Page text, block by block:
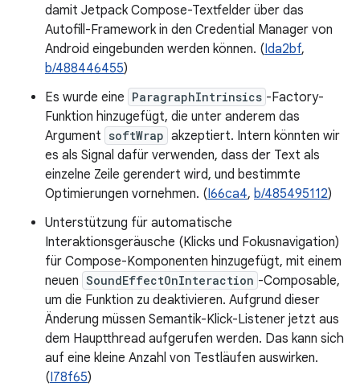
damit Jetpack Compose-Textfelder über das
Autofill-Framework in den Credential Manager von
Android eingebunden werden können. (Ida2bf,
b/488446455)
Es wurde eine ParagraphIntrinsics -Factory-
Funktion hinzugefügt, die unter anderem das
Argument softWrap akzeptiert. Intern könnten wir
es als Signal dafür verwenden, dass der Text als
einzelne Zeile gerendert wird, und bestimmte
Optimierungen vornehmen. (I66ca4, b/485495112)
Unterstützung für automatische
Interaktionsgeräusche (Klicks und Fokusnavigation)
für Compose-Komponenten hinzugefügt, mit einem
neuen SoundEffectOnInteraction -Composable,
um die Funktion zu deaktivieren. Aufgrund dieser
Änderung müssen Semantik-Klick-Listener jetzt aus
dem Hauptthread aufgerufen werden. Das kann sich
auf eine kleine Anzahl von Testläufen auswirken.
(I78f65)